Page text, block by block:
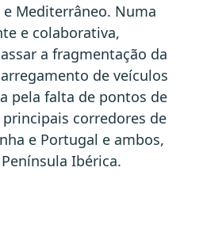
Mediterrâneo. Numa
e colaborativa,
a fragmentação da
de veículos
pela falta de pontos de
corredores de
e Portugal e ambos,
Ibérica.